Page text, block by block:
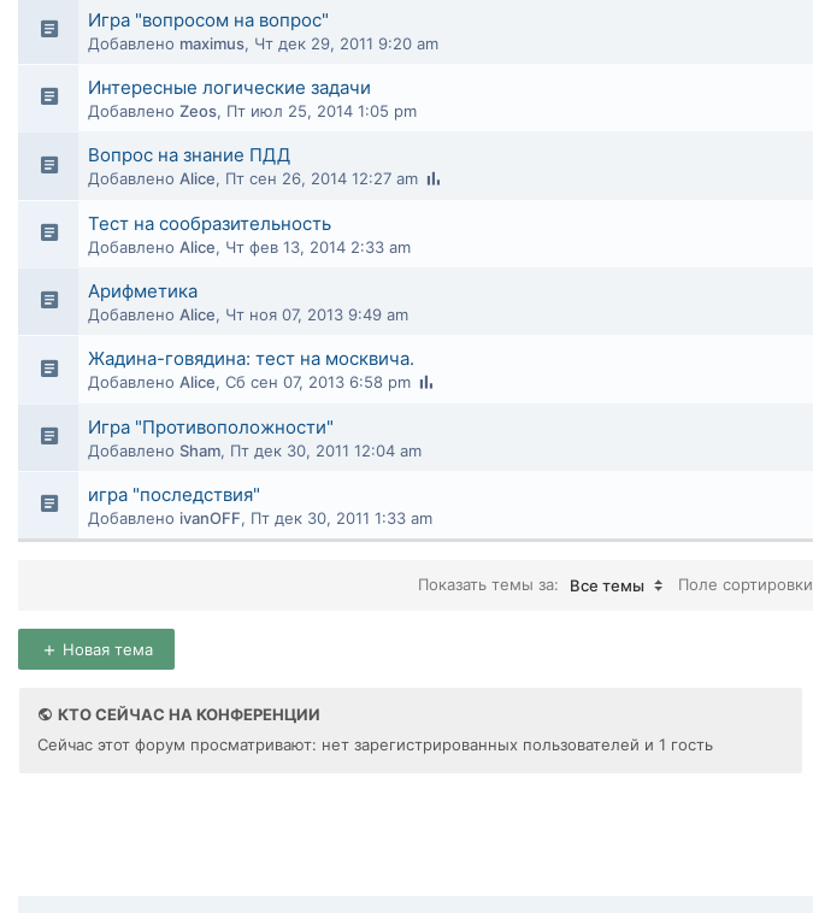
Игра "вопросом на вопрос"
Добавлено maximus, Чт дек 29, 2011 9:20 am
Интересные логические задачи
Добавлено Zeos, Пт июл 25, 2014 1:05 pm
Вопрос на знание ПДД
Добавлено Alice, Пт сен 26, 2014 12:27 am
Тест на сообразительность
Добавлено Alice, Чт фев 13, 2014 2:33 am
Арифметика
Добавлено Alice, Чт ноя 07, 2013 9:49 am
Жадина-говядина: тест на москвича.
Добавлено Alice, Сб сен 07, 2013 6:58 pm
Игра "Противоположности"
Добавлено Sham, Пт дек 30, 2011 12:04 am
игра "последствия"
Добавлено ivanOFF, Пт дек 30, 2011 1:33 am
Показать темы за: Все темы Поле сортировки
Новая тема
КТО СЕЙЧАС НА КОНФЕРЕНЦИИ
Сейчас этот форум просматривают: нет зарегистрированных пользователей и 1 гость